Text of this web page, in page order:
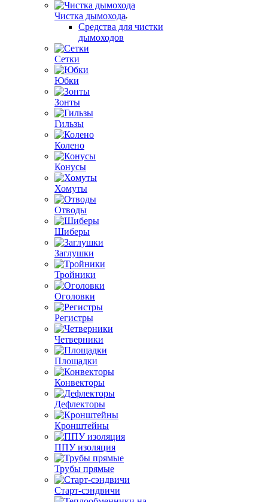
Чистка дымохода
Средства для чистки
дымоходов
Сетки
Юбки
Зонты
Гильзы
Колено
Конусы
Хомуты
Отводы
Шиберы
Заглушки
Тройники
Оголовки
Регистры
Четверники
Площадки
Конвекторы
Дефлекторы
Кронштейны
ППУ изоляция
Трубы прямые
Старт-сэндвичи